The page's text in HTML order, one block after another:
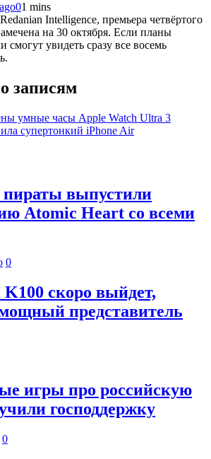
01 mins
Intelligence, премьера четвёртого
на 30 октября. Если планы
смогут увидеть сразу все восемь
записям
умные часы Apple Watch Ultra 3
супертонкий iPhone Air
пираты выпустили
Atomic Heart со всеми
0
скоро выйдет,
представитель
игры про российскую
господдержку
0